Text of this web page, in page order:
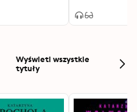
Wyświetl wszystkie
tytuły